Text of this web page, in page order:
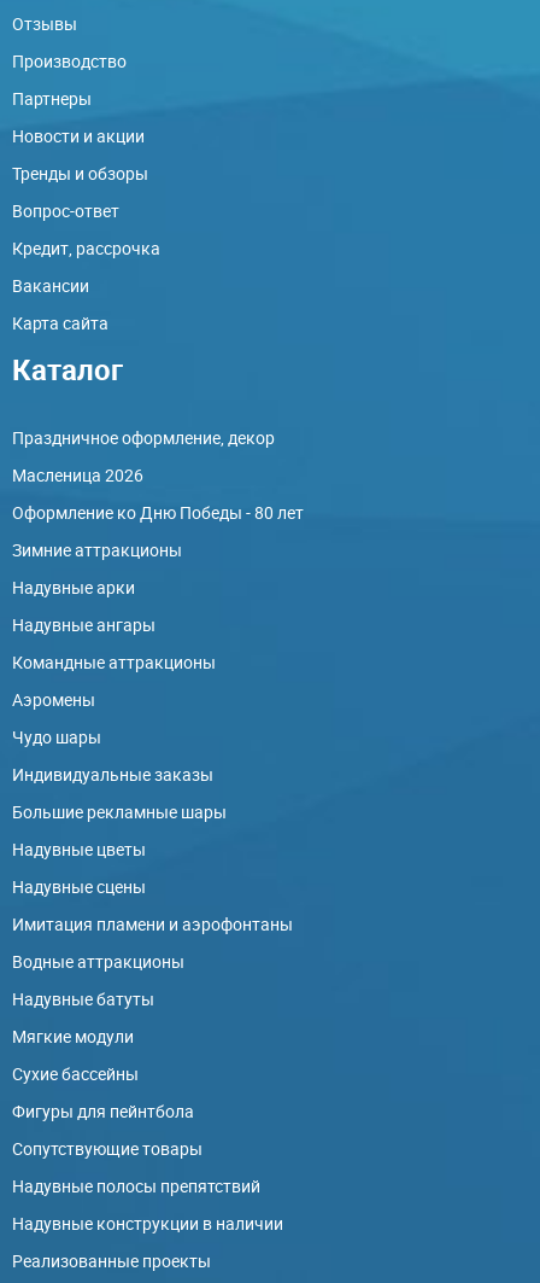
Отзывы
Производство
Партнеры
Новости и акции
Тренды и обзоры
Вопрос-ответ
Кредит, рассрочка
Вакансии
Карта сайта
Каталог
Праздничное оформление, декор
Масленица 2026
Оформление ко Дню Победы - 80 лет
Зимние аттракционы
Надувные арки
Надувные ангары
Командные аттракционы
Аэромены
Чудо шары
Индивидуальные заказы
Большие рекламные шары
Надувные цветы
Надувные сцены
Имитация пламени и аэрофонтаны
Водные аттракционы
Надувные батуты
Мягкие модули
Сухие бассейны
Фигуры для пейнтбола
Сопутствующие товары
Надувные полосы препятствий
Надувные конструкции в наличии
Реализованные проекты